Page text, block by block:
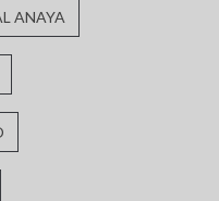
ANAYA